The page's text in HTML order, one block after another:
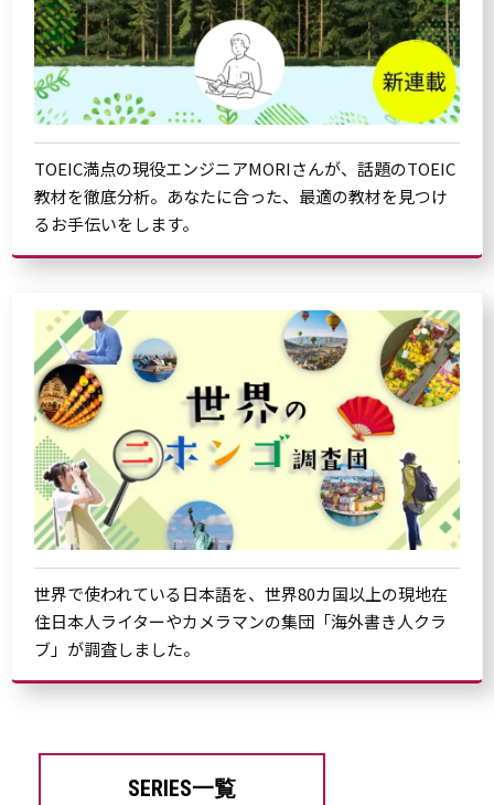
TOEIC満点の現役エンジニアMORIさんが、話題のTOEIC
教材を徹底分析。あなたに合った、最適の教材を見つけ
るお手伝いをします。
世界で使われている日本語を、世界80カ国以上の現地在
住日本人ライターやカメラマンの集団「海外書き人クラ
ブ」が調査しました。
SERIES一覧